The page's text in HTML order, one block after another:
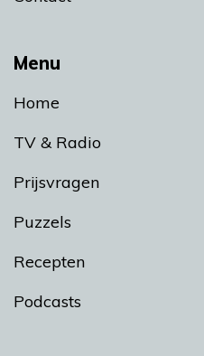
Menu
Home
TV & Radio
Prijsvragen
Puzzels
Recepten
Podcasts